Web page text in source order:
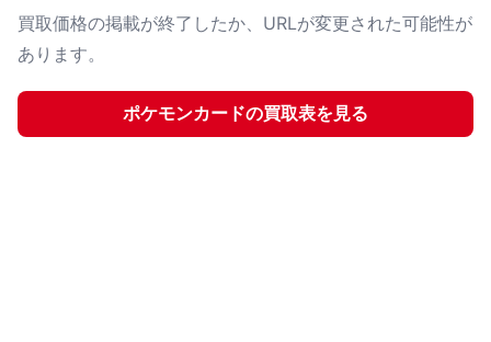
買取価格の掲載が終了したか、URLが変更された可能性が
あります。
ポケモンカードの買取表を見る